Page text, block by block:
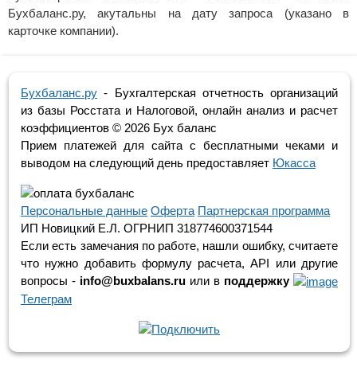
Бухбаланс.ру, акутальны на дату запроса (указано в
карточке компании).
Бухбаланс.ру - Бухгалтерская отчетность организаций
из базы Росстата и Налоговой, онлайн анализ и расчет
коэффициентов © 2026 Бух баланс
Прием платежей для сайта с бесплатными чеками и
выводом на следующий день предоставляет Юкасса
Персональные данные Оферта Партнерская программа
ИП Новицкий Е.Л. ОГРНИП 318774600371544
Если есть замечания по работе, нашли ошибку, считаете
что нужно добавить формулу расчета, API или другие
вопросы - info@buxbalans.ru или в поддержку
Телеграм